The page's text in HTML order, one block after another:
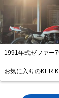
1991年式ゼファー
お気に入りのKER
ラーを装着してい